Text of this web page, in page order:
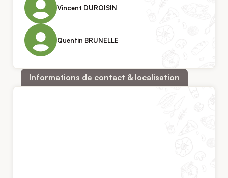
Vincent DUROISIN
Quentin BRUNELLE
Informations de contact & localisation